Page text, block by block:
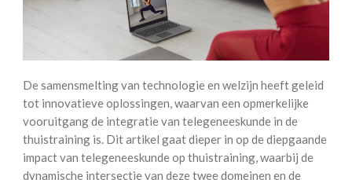
De samensmelting van technologie en welzijn heeft geleid
tot innovatieve oplossingen, waarvan een opmerkelijke
vooruitgang de integratie van telegeneeskunde in de
thuistraining is. Dit artikel gaat dieper in op de diepgaande
impact van telegeneeskunde op thuistraining, waarbij de
dynamische intersectie van deze twee domeinen en de